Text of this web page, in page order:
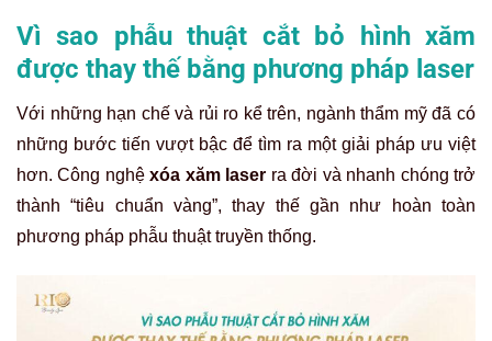
Vì sao phẫu thuật cắt bỏ hình xăm
được thay thế bằng phương pháp laser
Với những hạn chế và rủi ro kể trên, ngành thẩm mỹ đã có
những bước tiến vượt bậc để tìm ra một giải pháp ưu việt
hơn. Công nghệ xóa xăm laser ra đời và nhanh chóng trở
thành “tiêu chuẩn vàng”, thay thế gần như hoàn toàn
phương pháp phẫu thuật truyền thống.